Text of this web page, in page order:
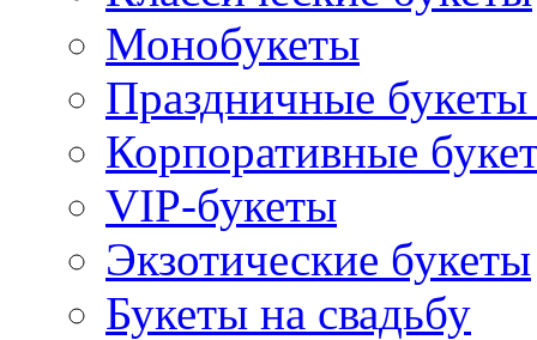
Монобукеты
Праздничные букеты
Корпоративные
VIP-букеты
Экзотические букеты
Букеты на свадьбу